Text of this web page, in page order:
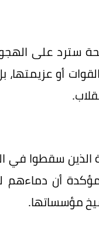
سترد على
أو
الذين سقطوا
أن
مؤسساتها.